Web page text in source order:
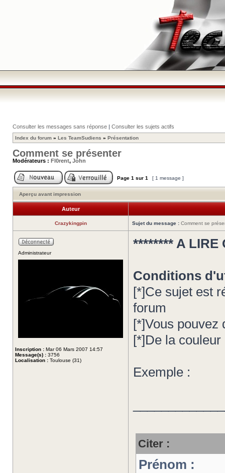
Consulter les messages sans réponse | Consulter les sujets actifs
Index du forum » Les TeamSudiens » Présentation
Comment se présenter
Modérateurs : Fl0rent, John
Page 1 sur 1 [ 1 message ]
Aperçu avant impression
Auteur
Crazykingpin Sujet du message : Comment se
Administrateur
Inscription : Mar 06 Mars 2007 14:57
Message(s) : 3756
Localisation : Toulouse (31)
******** A LIRE
Conditions
[*]Ce sujet est
forum
[*]Vous
[*]De la
Exemple :
Citer :
Prénom :